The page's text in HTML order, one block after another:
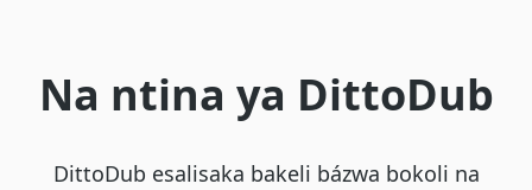
Na ntina ya DittoDub
DittoDub esalisaka bakeli bázwa bokoli na